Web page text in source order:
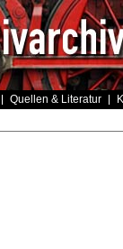
Quellen & Literatur